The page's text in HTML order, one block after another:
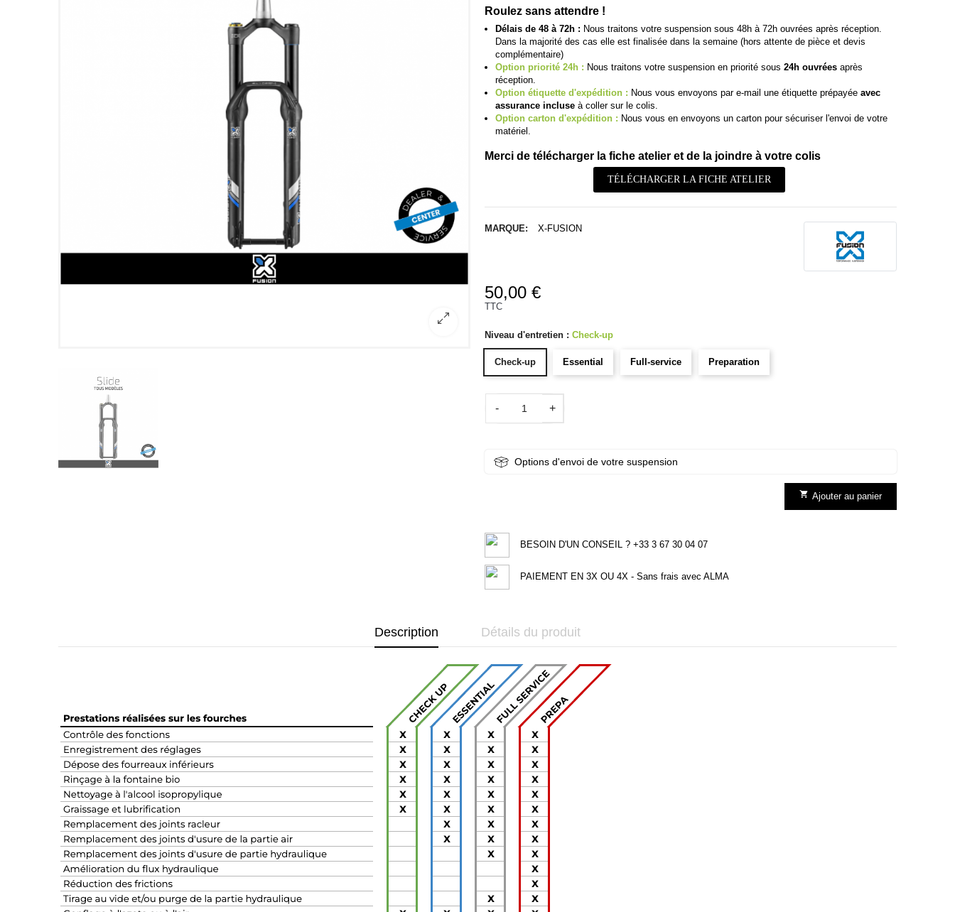
Roulez sans attendre !
Délais de 48 à 72h : Nous traitons votre suspension sous 48h à 72h ouvrées après réception.
Dans la majorité des cas elle est finalisée dans la semaine (hors attente de pièce et devis
complémentaire)
Option priorité 24h : Nous traitons votre suspension en priorité sous 24h ouvrées après
réception.
Option étiquette d'expédition : Nous vous envoyons par e-mail une étiquette prépayée avec
assurance incluse à coller sur le colis.
Option carton d'expédition : Nous vous en envoyons un carton pour sécuriser l'envoi de votre
matériel.
Merci de télécharger la fiche atelier et de la joindre à votre colis
TÉLÉCHARGER LA FICHE ATELIER
MARQUE: X-FUSION
50,00 €
TTC
Niveau d'entretien : Check-up
Check-up Essential Full-service Preparation
- +
Options d'envoi de votre suspension
 Ajouter au panier
BESOIN D'UN CONSEIL ? +33 3 67 30 04 07
PAIEMENT EN 3X OU 4X - Sans frais avec ALMA
Description Détails du produit